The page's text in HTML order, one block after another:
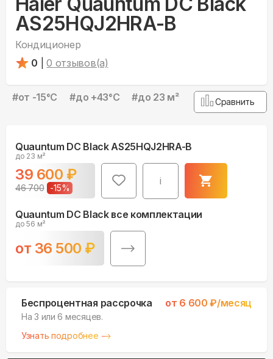
AS25HQJ2HRA-B
Кондиционер
0
0 отзывов(а)
#от -15°С #до +43°С #до 23 м² Сравнить
Quauntum DC Black AS25HQJ2HRA-B
до 23 м²
39 600 ₽
46 700 -15%
i
Quauntum DC Black все комплектации
до 56 м²
от 36 500 ₽
Беспроцентная рассрочка от 6 600 ₽/месяц
На 3 или 6 месяцев.
Узнать подробнее